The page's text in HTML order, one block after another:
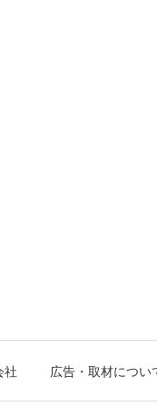
社 広告・取材につい